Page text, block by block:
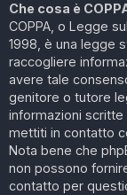
Che cosa è
COPPA, o Legge
1998, è una legge
raccogliere
avere tale
genitore o tutore
informazioni scritte
mettiti in contatto
Nota bene che
non possono
contatto per